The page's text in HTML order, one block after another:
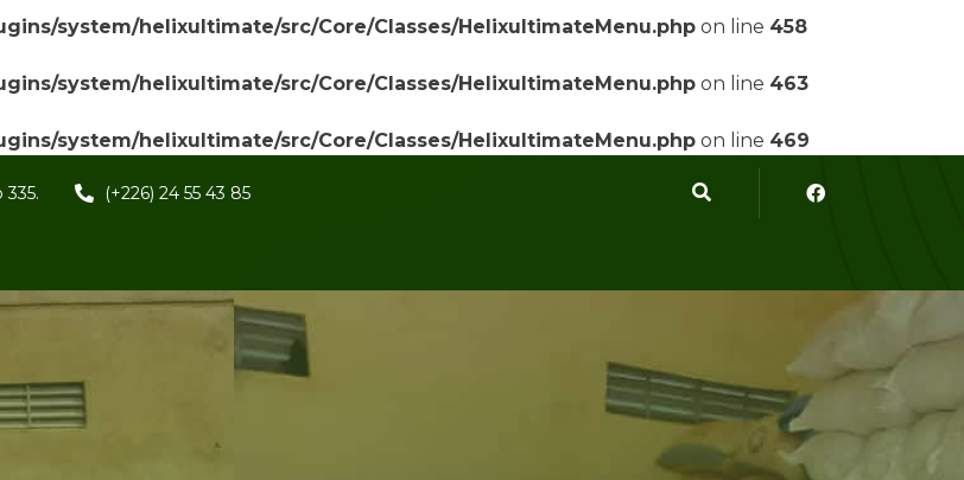
system/helixultimate/src/Core/Classes/HelixultimateMenu.php on line 458
system/helixultimate/src/Core/Classes/HelixultimateMenu.php on line 463
system/helixultimate/src/Core/Classes/HelixultimateMenu.php on line 469
(+226) 24 55 43 85